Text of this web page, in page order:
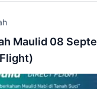
Maulid 08